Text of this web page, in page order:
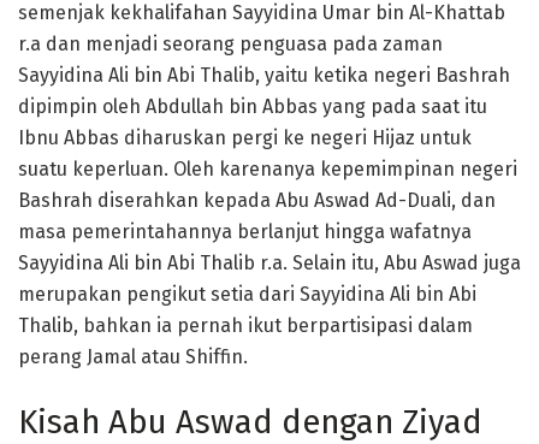
semenjak kekhalifahan Sayyidina Umar bin Al-Khattab
r.a dan menjadi seorang penguasa pada zaman
Sayyidina Ali bin Abi Thalib, yaitu ketika negeri Bashrah
dipimpin oleh Abdullah bin Abbas yang pada saat itu
Ibnu Abbas diharuskan pergi ke negeri Hijaz untuk
suatu keperluan. Oleh karenanya kepemimpinan negeri
Bashrah diserahkan kepada Abu Aswad Ad-Duali, dan
masa pemerintahannya berlanjut hingga wafatnya
Sayyidina Ali bin Abi Thalib r.a. Selain itu, Abu Aswad juga
merupakan pengikut setia dari Sayyidina Ali bin Abi
Thalib, bahkan ia pernah ikut berpartisipasi dalam
perang Jamal atau Shiffin.
Kisah Abu Aswad dengan Ziyad